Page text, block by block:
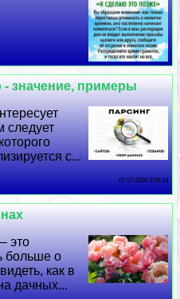
- значение, примеры
следует
с...
07 07 2026 3:56:14
это
больше о
как в
дачных...